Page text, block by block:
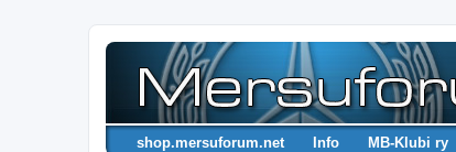
shop.mersuforum.net Info MB-Klubi ry